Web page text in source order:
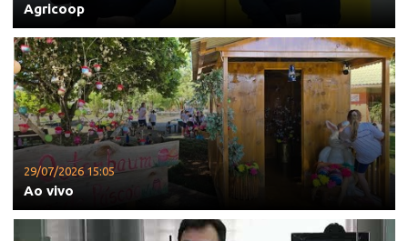
Agricoop
29/07/2026 15:05
Ao vivo